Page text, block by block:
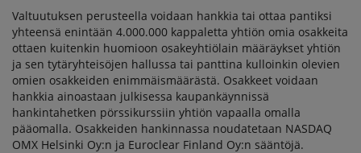
Valtuutuksen perusteella voidaan hankkia tai ottaa pantiksi
yhteensä enintään 4.000.000 kappaletta yhtiön omia osakkeita
ottaen kuitenkin huomioon osakeyhtiölain määräykset yhtiön
ja sen tytäryhteisöjen hallussa tai panttina kulloinkin olevien
omien osakkeiden enimmäismäärästä. Osakkeet voidaan
hankkia ainoastaan julkisessa kaupankäynnissä
hankintahetken pörssikurssiin yhtiön vapaalla omalla
pääomalla. Osakkeiden hankinnassa noudatetaan NASDAQ
OMX Helsinki Oy:n ja Euroclear Finland Oy:n sääntöjä.